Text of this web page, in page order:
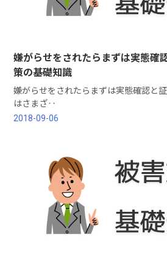
嫌がらせをされたらまずは実態確
策の基礎知識
嫌がらせをされたらまずは実態確認と証拠収集 嫌が
はさまざ‥
2018-09-06